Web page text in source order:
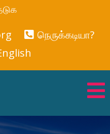
நெருக்கடியா?